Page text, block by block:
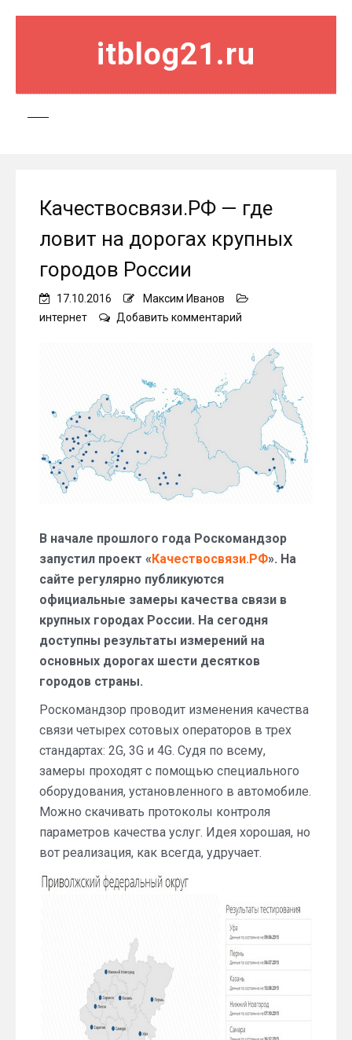
itblog21.ru
Качествосвязи.РФ — где
ловит на дорогах крупных
городов России
17.10.2016
Максим Иванов
интернет
Добавить комментарий
где
ловит
дорогах
крупных
городов
России
В начале прошлого года Роскомандзор
запустил проект « Качествосвязи.РФ». На
сайте регулярно публикуются
официальные замеры качества связи в
крупных городах России. На сегодня
доступны результаты измерений на
основных дорогах шести десятков
городов страны.
Роскомандзор проводит изменения качества
связи четырех сотовых операторов в трех
стандартах: 2G, 3G и 4G. Судя по всему,
замеры проходят с помощью специального
оборудования, установленного в автомобиле.
Можно скачивать протоколы контроля
параметров качества услуг. Идея хорошая, но
вот реализация, как всегда, удручает.